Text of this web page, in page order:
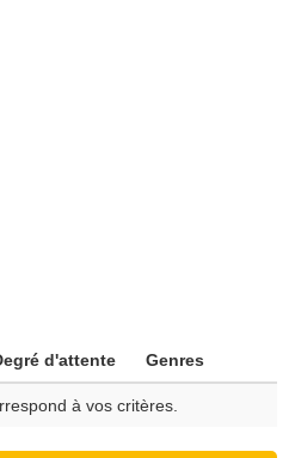
d'attente Genres
à vos critères.